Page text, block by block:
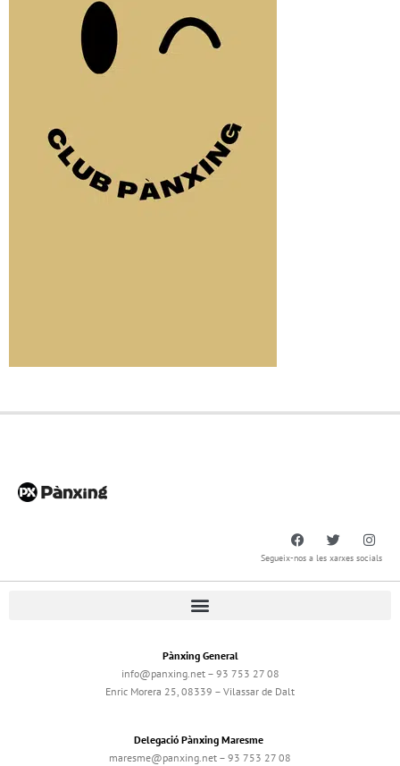
Segueix-nos a les xarxes socials
Pànxing General
info@panxing.net – 93 753 27 08
Enric Morera 25, 08339 – Vilassar de Dalt
Delegació Pànxing Maresme
maresme@panxing.net – 93 753 27 08